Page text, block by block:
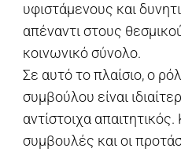
υφιστάμενους και
απέναντι στους
κοινωνικό σύνολο.
Σε αυτό το πλαίσιο, ο
συμβούλου είναι
αντίστοιχα απαιτητικός.
συμβουλές και οι